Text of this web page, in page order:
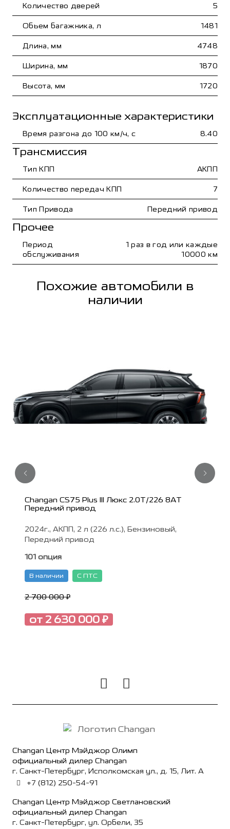
Количество дверей 5
Обьем багажника, л 1481
Длина, мм 4748
Ширина, мм 1870
Высота, мм 1720
Эксплуатационные характеристики
Время разгона до 100 км/ч, с 8.40
Трансмиссия
Тип КПП АКПП
Количество передач КПП 7
Тип Привода Передний привод
Прочее
Период
обслуживания
1 раз в год или каждые
10000 км
Похожие автомобили в
наличии
Changan CS75 Plus III Люкс 2.0T/226 8AT
Передний привод
2024г., АКПП, 2 л (226 л.с.), Бензиновый,
Передний привод
101 опция
В наличии С ПТС
2 700 000 ₽
от 2 630 000 ₽
Changan Центр Мэйджор Олимп
официальный дилер Changan
г. Санкт-Петербург, Исполкомская ул., д. 15, Лит. А
+7 (812) 250-54-91
Changan Центр Мэйджор Светлановский
официальный дилер Changan
г. Санкт-Петербург, ул. Орбели, 35